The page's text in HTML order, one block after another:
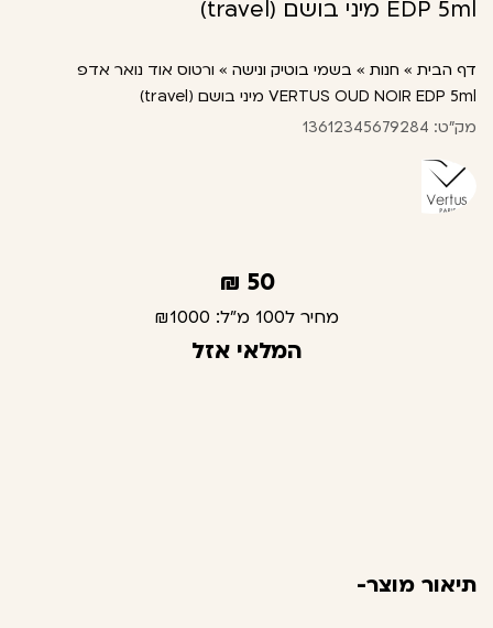
EDP 5ml מיני בושם (travel)
דף הבית » חנות » בשמי בוטיק ונישה » ורטוס אוד נואר אדפ
VERTUS OUD NOIR EDP 5ml מיני בושם (travel)
מק"ט: 13612345679284
50
₪
מחיר ל100 מ"ל: ₪1000
המלאי אזל
תיאור מוצר-